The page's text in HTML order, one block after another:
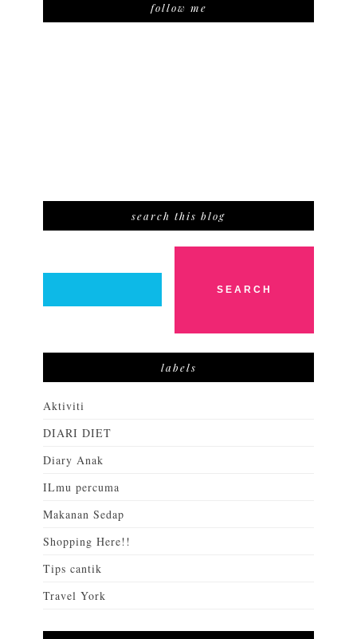
follow me
search this blog
labels
Aktiviti
DIARI DIET
Diary Anak
ILmu percuma
Makanan Sedap
Shopping Here!!
Tips cantik
Travel York